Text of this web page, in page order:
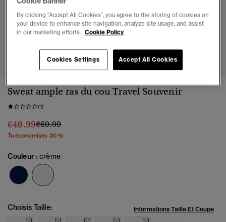
1 2 3 4 5 6
Sweat ample ras du cou Travel Souvenir
(1)
€48.99Prix réduit de
€69.99à
Tu économises 30 %
Couleur :crème
Choisis Taille: Informations Taille Et Coupe
By clicking “Accept All Cookies”, you agree to the storing of cookies on
your device to enhance site navigation, analyze site usage, and assist
in our marketing efforts. Cookie Policy
Cookies Settings Accept All Cookies